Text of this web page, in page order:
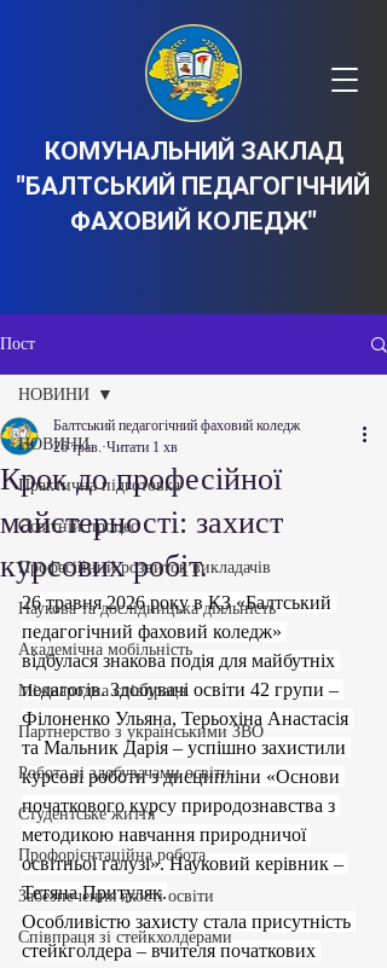
КОМУНАЛЬНИЙ ЗАКЛАД
"БАЛТСЬКИЙ ПЕДАГОГІЧНИЙ
ФАХОВИЙ КОЛЕДЖ"
Пост
НОВИНИ
Практична підготовка
Освітній процес
Професійний розвиток викладачів
Наукова та дослідницька діяльність
Академічна мобільність
Міжнародна співпраця
Партнерство з українськими ЗВО
Робота зі здобувачами освіти
Студентське життя
Профорієнтаційна робота
Забезпечення якості освіти
Співпраця зі стейкхолдерами
НОВИНИ
Крок до професійної
майстерності: захист
курсових робіт.
Балтський педагогічний фаховий коледж
26 трав. Читати 1 хв
26 травня 2026 року в КЗ «Балтський
педагогічний фаховий коледж»
відбулася знакова подія для майбутніх
педагогів. Здобувачі освіти 42 групи –
Філоненко Ульяна, Терьохіна Анастасія
та Мальник Дарія – успішно захистили
курсові роботи з дисципліни «Основи
початкового курсу природознавства з
методикою навчання природничої
освітньої галузі». Науковий керівник –
Тетяна Притуляк.
Особливістю захисту стала присутність
стейкголдера – вчителя початкових